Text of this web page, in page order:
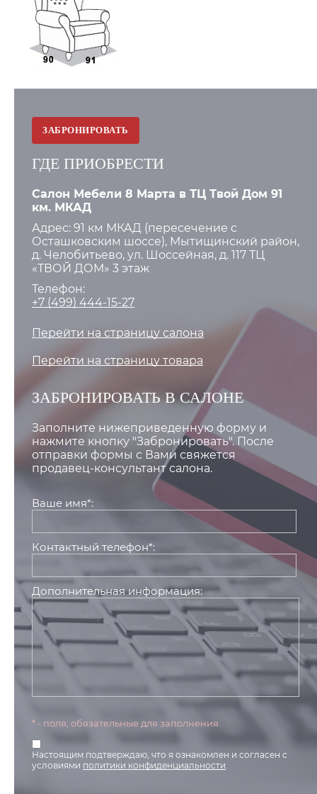
ЗАБРОНИРОВАТЬ
ГДЕ ПРИОБРЕСТИ
Салон Мебели 8 Марта в ТЦ Твой Дом 91
км. МКАД
Адрес: 91 км МКАД (пересечение с
Осташковским шоссе), Мытищинский район,
д. Челобитьево, ул. Шоссейная, д. 117 ТЦ
«ТВОЙ ДОМ» 3 этаж
Телефон:
+7 (499) 444-15-27
Перейти на страницу салона
Перейти на страницу товара
ЗАБРОНИРОВАТЬ В САЛОНЕ
Заполните нижеприведенную форму и
нажмите кнопку "Забронировать". После
отправки формы с Вами свяжется
продавец-консультант салона.
Ваше имя*:
Контактный телефон*:
Дополнительная информация:
* - поля, обязательные для заполнения
Настоящим подтверждаю, что я ознакомлен и согласен с
условиями политики конфиденциальности.